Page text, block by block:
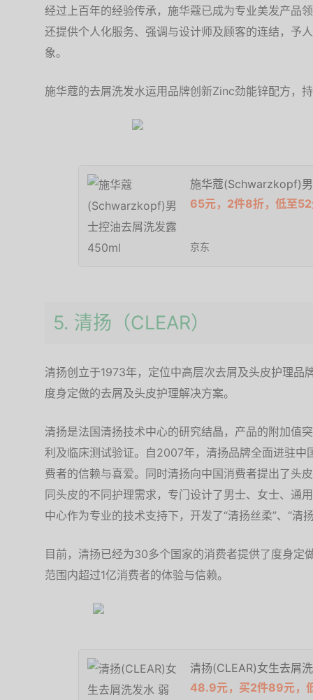
经过上百年的经验传承，施华蔻已成为专业美发产品
还提供个人化服务、强调与设计师及顾客的连结，予
象。
施华蔻的去屑洗发水运用品牌创新Zinc劲能锌配方，
施华蔻(Schwarzkopf)
65元，2件8折，低至
京东
5. 清扬（CLEAR）
清扬创立于1973年，定位中高层次去屑及头皮护理品
度身定做的去屑及头皮护理解决方案。
清扬是法国清扬技术中心的研究结晶，产品的附加值
利及临床测试验证。自2007年，清扬品牌全面进驻中
费者的信赖与喜爱。同时清扬向中国消费者提出了头
同头皮的不同护理需求，专门设计了男士、女士、通
中心作为专业的技术支持下，开发了“清扬丝柔”、“清
目前，清扬已经为30多个国家的消费者提供了度身定
范围内超过1亿消费者的体验与信赖。
清扬(CLEAR)女生去屑
48.9元，买2件89元，